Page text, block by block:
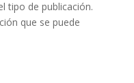
tipo de publicación.
que se puede